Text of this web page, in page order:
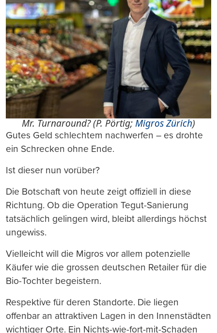
Mr. Turnaround? (P. Pörtig;Migros Zürich)
Gutes Geld schlechtem nachwerfen – es drohte
ein Schrecken ohne Ende.
Ist dieser nun vorüber?
Die Botschaft von heute zeigt offiziell in diese
Richtung. Ob die Operation Tegut-Sanierung
tatsächlich gelingen wird, bleibt allerdings höchst
ungewiss.
Vielleicht will die Migros vor allem potenzielle
Käufer wie die grossen deutschen Retailer für die
Bio-Tochter begeistern.
Respektive für deren Standorte. Die liegen
offenbar an attraktiven Lagen in den Innenstädten
wichtiger Orte. Ein Nichts-wie-fort-mit-Schaden